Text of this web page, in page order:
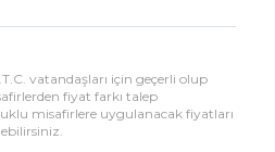
vatandaşları için geçerli olup
fiyat farkı talep
misafirlere uygulanacak fiyatları